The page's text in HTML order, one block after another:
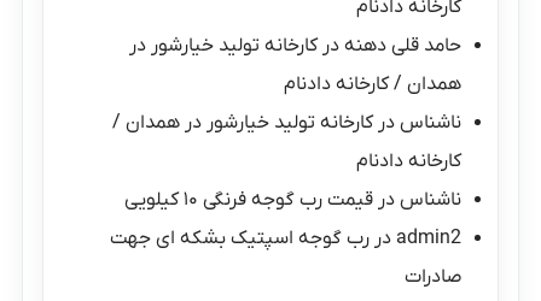
کارخانه دادنام
حامد قلی دهنه درکارخانه تولید خیارشور در
همدان / کارخانه دادنام
ناشناس درکارخانه تولید خیارشور در همدان /
کارخانه دادنام
ناشناس درقیمت رب گوجه فرنگی ۱۰ کیلویی
admin2 دررب گوجه اسپتیک بشکه ای جهت
صادرات